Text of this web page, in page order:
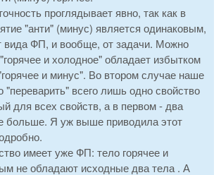
проглядывает явно, так как в
"анти" (минус) является одинаковым,
вида ФП, и вообще, от задачи. Можно
и холодное" обладает избытком
и минус". Во втором случае наше
"переварить" всего лишь одно свойство
для всех свойств, а в первом - два
больше. Я уж выше приводила этот
имеет уже ФП: тело горячее и
не обладают исходные два тела . А